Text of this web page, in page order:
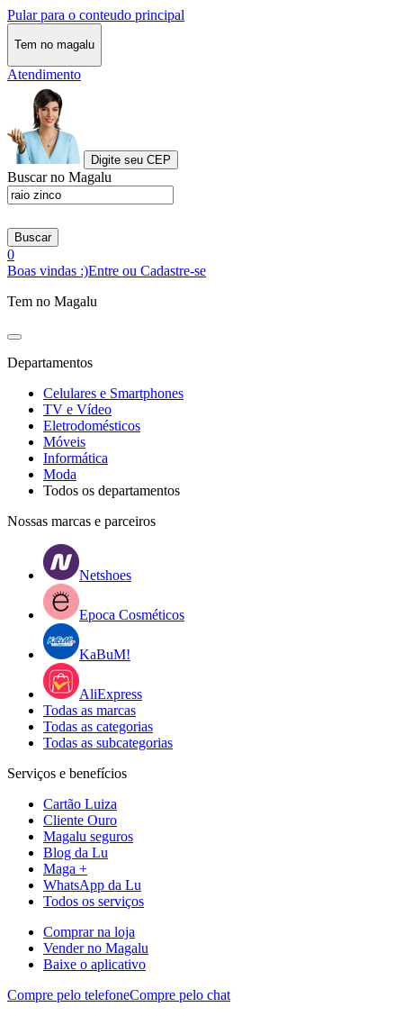
Pular para o conteudo principal
Tem no magalu
Atendimento
Digite seu CEP
Buscar no Magalu
Buscar
0
Boas vindas :)Entre ou Cadastre-se
Tem no Magalu
Departamentos
Celulares e Smartphones
TV e Vídeo
Eletrodomésticos
Móveis
Informática
Moda
Todos os departamentos
Nossas marcas e parceiros
Netshoes
Epoca Cosméticos
KaBuM!
AliExpress
Todas as marcas
Todas as categorias
Todas as subcategorias
Serviços e benefícios
Cartão Luiza
Cliente Ouro
Magalu seguros
Blog da Lu
Maga +
WhatsApp da Lu
Todos os serviços
Comprar na loja
Vender no Magalu
Baixe o aplicativo
Compre pelo telefoneCompre pelo chat